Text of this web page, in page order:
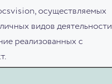
осуществляемых
видов деятельности
реализованных с